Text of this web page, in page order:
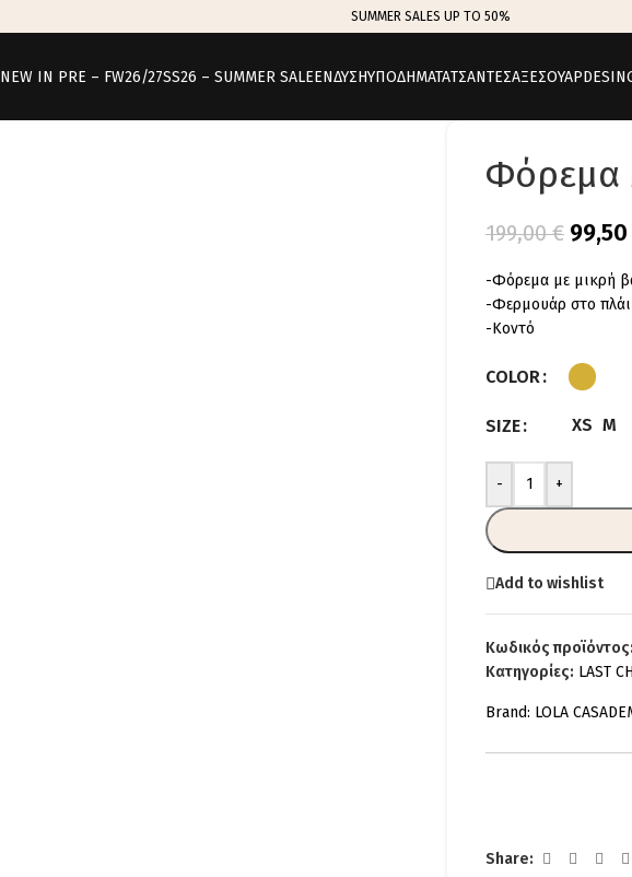
SUMMER SALES UP TO 50%
NEW IN PRE – FW26/27SS26 – SUMMER SALEΕΝΔΥΣΗΥΠΟΔΗΜΑΤΑΤΣΑΝΤΕΣΑΞΕΣΟΥΑΡ
Φόρεμα
199,00€ 99,50
-Φόρεμα με μικρή
-Φερμουάρ στο πλάι
-Κοντό
COLOR
SIZE XS M
- +
Add to wishlist
Κωδικός προϊόντος:
Κατηγορίες: LAST
Brand: LOLA
Share: